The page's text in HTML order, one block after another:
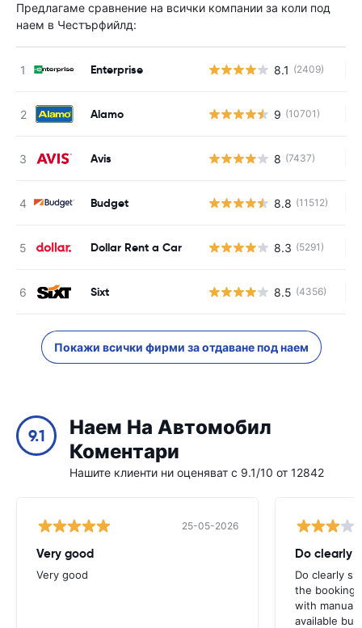
Предлагаме сравнение на всички компании за коли под
наем в Честърфийлд:
Enterprise 8.1 (2409)
Alamo 9 (10701)
Avis 8 (7437)
Budget 8.8 (11512)
Dollar Rent a Car 8.3 (5291)
Sixt 8.5 (4356)
Покажи всички фирми за отдаване под наем
9.1
Наем На Автомобил
Коментари
Нашите клиенти ни оценяват с 9.1/10 от 12842
25-05-2026
Very good
Very good
Do clearly
Do clearly
the booking
with manual
available